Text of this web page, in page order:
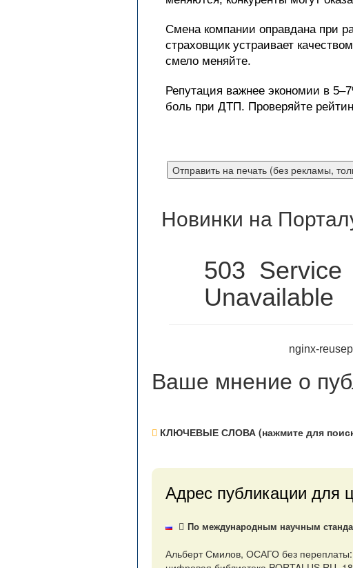
Смена компании оправдана при
страховщик устраивает
смело меняйте.
Репутация важнее экономии в
боль при ДТП. Проверяйте
Новинки на
503 Service
Unavailable
nginx-
Ваше мнение о
КЛЮЧЕВЫЕ СЛОВА (нажмите для
Адрес публикации для
По международным научным
Альберт Смилов, ОСАГО без переплаты: